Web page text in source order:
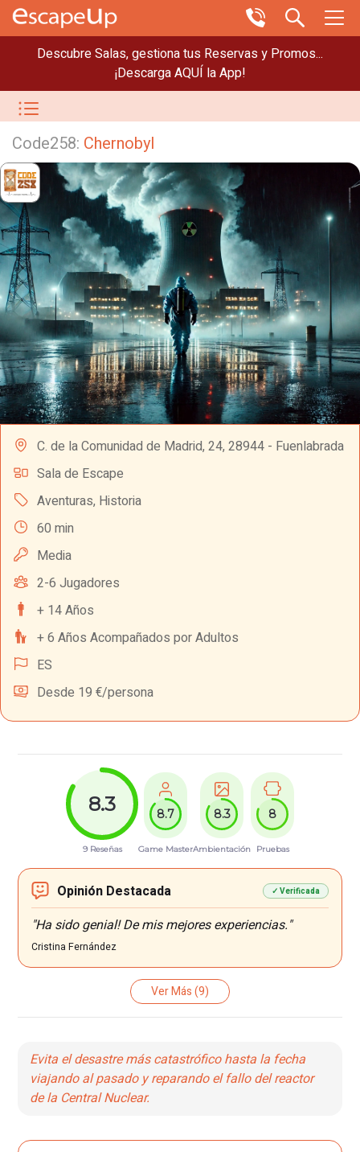
Descubre Salas, gestiona tus Reservas y Promos...
¡Descarga AQUÍ la App!
Code258: Chernobyl
C. de la Comunidad de Madrid, 24, 28944 - Fuenlabrada
Sala de Escape
Aventuras, Historia
60 min
Media
2-6 Jugadores
+ 14 Años
+ 6 Años Acompañados por Adultos
ES
Desde 19 €/persona
8.3
9 Reseñas
8.7
Game Master
8.3
Ambientación
8
Pruebas
Opinión Destacada ✓ Verificada
"Ha sido genial! De mis mejores experiencias."
Cristina Fernández
Ver Más(9)
Evita el desastre más catastrófico hasta la fecha
viajando al pasado y reparando el fallo del reactor
de la Central Nuclear.